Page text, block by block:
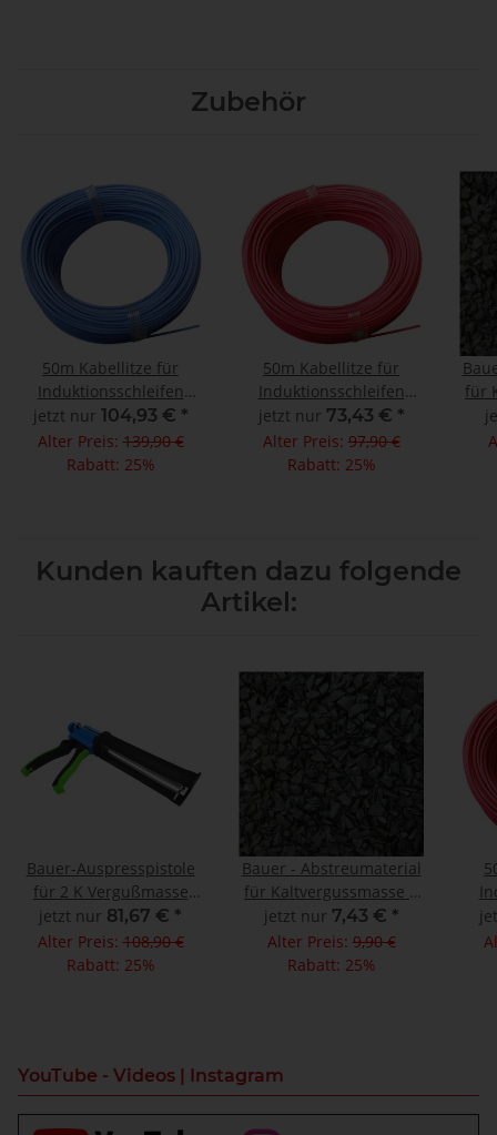
Zubehör
50m Kabellitze für
Induktionsschleifen
1,5qmm feindrähtig für
Heißverguss
jetzt nur 104,93 € *
Alter Preis:139,90 €
Rabatt: 25%
50m Kabellitze für
Induktionsschleifen
1,5qmm feindrähtig für
Kaltverguss
jetzt nur 73,43 € *
Alter Preis:97,90 €
Rabatt: 25%
für
Kunden kauften dazu folgende
Artikel:
Bauer-Auspresspistole
für 2 K Vergußmasse
425g
jetzt nur 81,67 € *
Alter Preis:108,90 €
Rabatt: 25%
Bauer - Abstreumaterial
für Kaltvergussmasse 1
Liter
jetzt nur 7,43 € *
Alter Preis:9,90 €
Rabatt: 25%
YouTube - Videos | Instagram